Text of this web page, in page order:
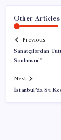
Other Articles
Previous
Sanatçılardan
Sonlansın!”
Next
İstanbul’da Su